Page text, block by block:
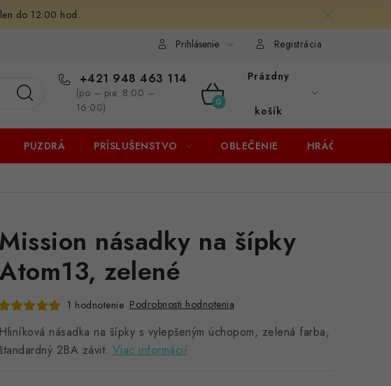
do 12:00 hod.
Prihlásenie Registrácia
+421 948 463 114
(po – pia: 8:00 –
16:00)
NÁKUPNÝ
KOŠÍK
Prázdny
košík
PUZDRÁ PRÍSLUŠENSTVO OBLEČENIE HRÁČI
Mission násadky na šípky
zelené
1 hodnotenie Podrobnosti hodnotenia
Hliníková násadka na šípky s vylepšeným úchopom, zelená farba,
2BA závit. Viac informácií